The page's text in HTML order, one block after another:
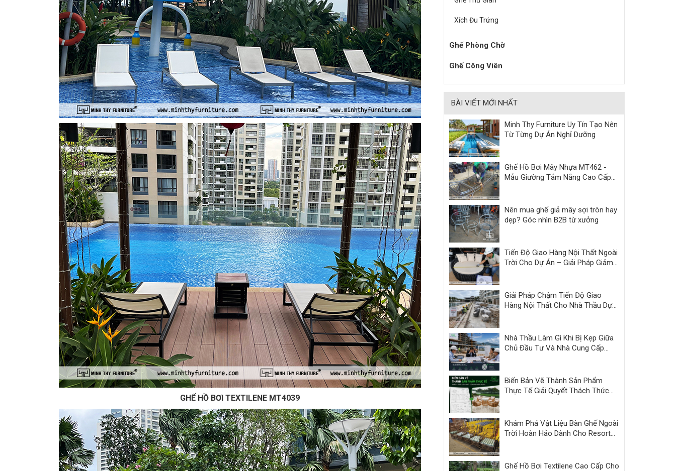
GHẾ HỒ BƠI TEXTILENE MT4039
Xích Đu Trứng
Ghế Phòng Chờ
Ghế Công Viên
BÀI VIẾT MỚI NHẤT
Minh Thy Furniture Uy Tín Tạo Nên
Từ Từng Dự Án Nghỉ Dưỡng
Ghế Hồ Bơi Mây Nhựa MT462 -
Mẫu Giường Tắm Nắng Cao Cấp
Nên mua ghế giả mây sợi tròn hay
dẹp? Góc nhìn B2B từ xưởng
Tiến Độ Giao Hàng Nội Thất Ngoài
Trời Cho Dự Án – Giải Pháp Giảm
Giải Pháp Chậm Tiến Độ Giao
Hàng Nội Thất Cho Nhà Thầu Dự
Nhà Thầu Làm Gì Khi Bị Kẹp Giữa
Chủ Đầu Tư Và Nhà Cung Cấp
Biến Bản Vẽ Thành Sản Phẩm
Thực Tế Giải Quyết Thách Thức
Khám Phá Vật Liệu Bàn Ghế Ngoài
Trời Hoàn Hảo Dành Cho Resort
Ghế Hồ Bơi Textilene Cao Cấp Cho